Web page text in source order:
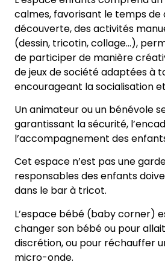
calmes, favorisant le temps
découverte, des activités
(dessin, tricotin, collage…),
de participer de manière
de jeux de société adaptées à
encourageant la socialisation
Un animateur ou un bénévole
garantissant la sécurité,
l’accompagnement des
Cet espace n’est pas une
responsables des enfants
dans le bar à tricot.
L’espace bébé (baby corner)
changer son bébé ou pour
discrétion, ou pour réchauffer
micro-onde.